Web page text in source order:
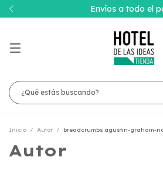
Envíos a todo el
Inicio / Autor / breadcrumbs.agustin-graham-
Autor